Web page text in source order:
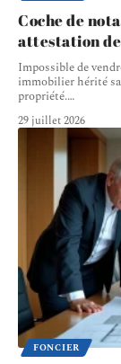
Coche de
attestation
Impossible de
immobilier hérité
propriété.…
29 juillet 2026
FONCIER